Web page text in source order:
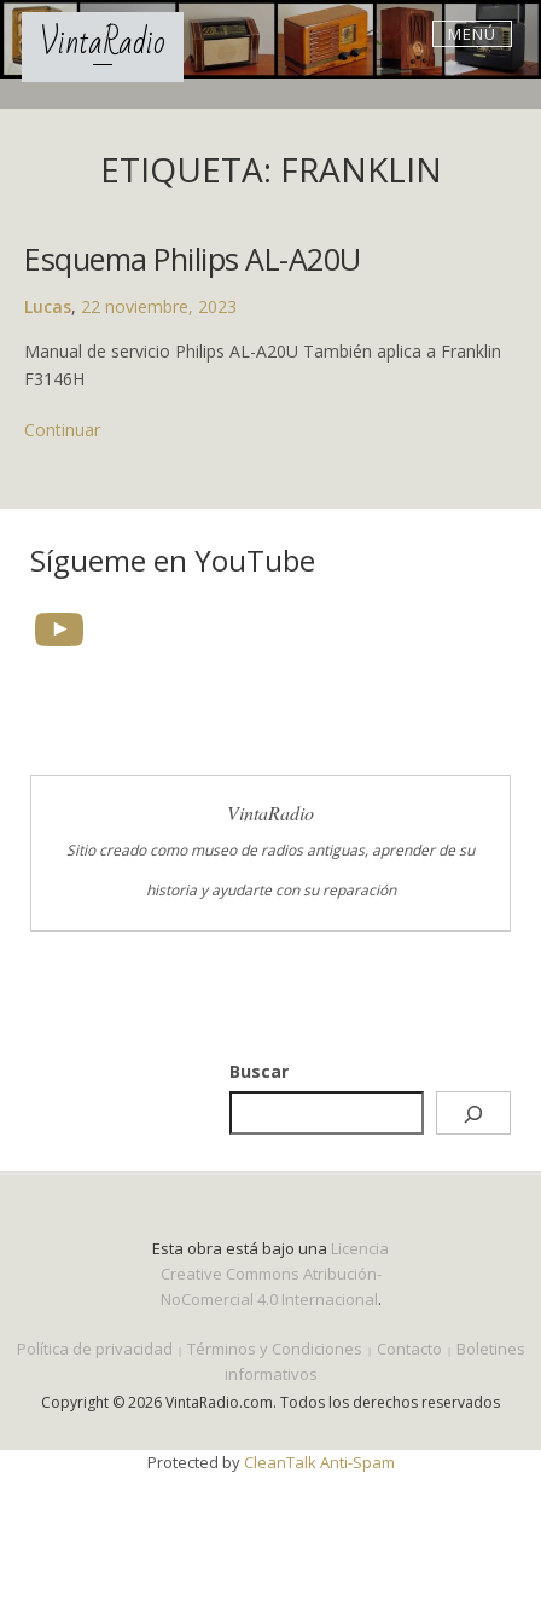
Skip
contentVintaRadio MENÚ
ETIQUETA: FRANKLIN
Esquema Philips AL-A20U
Lucas, 22 noviembre, 2023
Manual de servicio Philips AL-A20U También aplica a Franklin
F3146H
Continuar
Sígueme en YouTube
YouTube
VintaRadio
Sitio creado como museo de radios antiguas, aprender de su
historia y ayudarte con su reparación
Buscar
Esta obra está bajo una Licencia
Creative Commons Atribución-
NoComercial 4.0 Internacional.
Política de privacidad Términos y Condiciones Contacto
Boletines
informativos
Copyright © 2026 VintaRadio.com. Todos los derechos reservados
Protected by CleanTalk Anti-Spam